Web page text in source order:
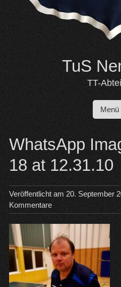
TuS
TT-
Menü
WhatsApp
18 at 12.31.10
Veröffentlicht am 20. September
Kommentare